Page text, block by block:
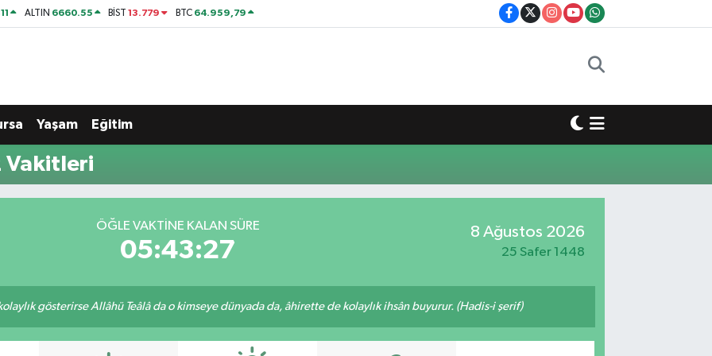
ALTIN 6660.55 BİST13.779 BTC 64.959,79
Yaşam Eğitim
Vakitleri
ÖĞLE VAKTINE KALAN SÜRE
05:43:26
8 Ağustos 2026
25 Safer 1448
gösterirse Allâhü Teâlâ da o kimseye dünyada da, âhirette de kolaylık ihsân buyurur. (Hadis-i şerif)